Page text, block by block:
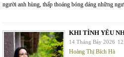
người anh hùng, thấp thoáng bóng dáng những
KHI TÌNH YÊU
14 Tháng Bảy 2026
Hoàng Thị Bích Hà